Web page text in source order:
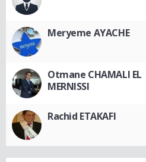
Meryeme AYACHE
Otmane CHAMALI EL
MERNISSI
Rachid ETAKAFI